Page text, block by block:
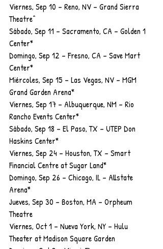
Viernes, Sep 10 – Reno, NV – Grand Sierra
Theatre^
Sábado, Sep 11 – Sacramento, CA – Golden 1
Center*
Domingo, Sep 12 – Fresno, CA – Save Mart
Center*
Miércoles, Sep 15 – Las Vegas, NV – MGM
Grand Garden Arena*
Viernes, Sep 17 – Albuquerque, NM – Rio
Rancho Events Center*
Sábado, Sep 18 – El Paso, TX – UTEP Don
Haskins Center*
Viernes, Sep 24 – Houston, TX – Smart
Financial Centre at Sugar Land*
Domingo, Sep 26 – Chicago, IL – Allstate
Arena*
Jueves, Sep 30 – Boston, MA – Orpheum
Theatre
Viernes, Oct 1 – Nueva York, NY – Hulu
Theater at Madison Square Garden